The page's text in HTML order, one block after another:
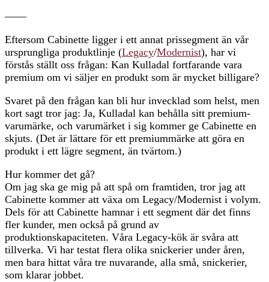
——
Eftersom Cabinette ligger i ett annat prissegment än vår
ursprungliga produktlinje (Legacy/Modernist), har vi
förstås ställt oss frågan: Kan Kulladal fortfarande vara
premium om vi säljer en produkt som är mycket billigare?
Svaret på den frågan kan bli hur invecklad som helst, men
kort sagt tror jag: Ja, Kulladal kan behålla sitt premium-
varumärke, och varumärket i sig kommer ge Cabinette en
skjuts. (Det är lättare för ett premiummärke att göra en
produkt i ett lägre segment, än tvärtom.)
Hur kommer det gå?
Om jag ska ge mig på att spå om framtiden, tror jag att
Cabinette kommer att växa om Legacy/Modernist i volym.
Dels för att Cabinette hamnar i ett segment där det finns
fler kunder, men också på grund av
produktionskapaciteten. Våra Legacy-kök är svåra att
tillverka. Vi har testat flera olika snickerier under åren,
men bara hittat våra tre nuvarande, alla små, snickerier,
som klarar jobbet.